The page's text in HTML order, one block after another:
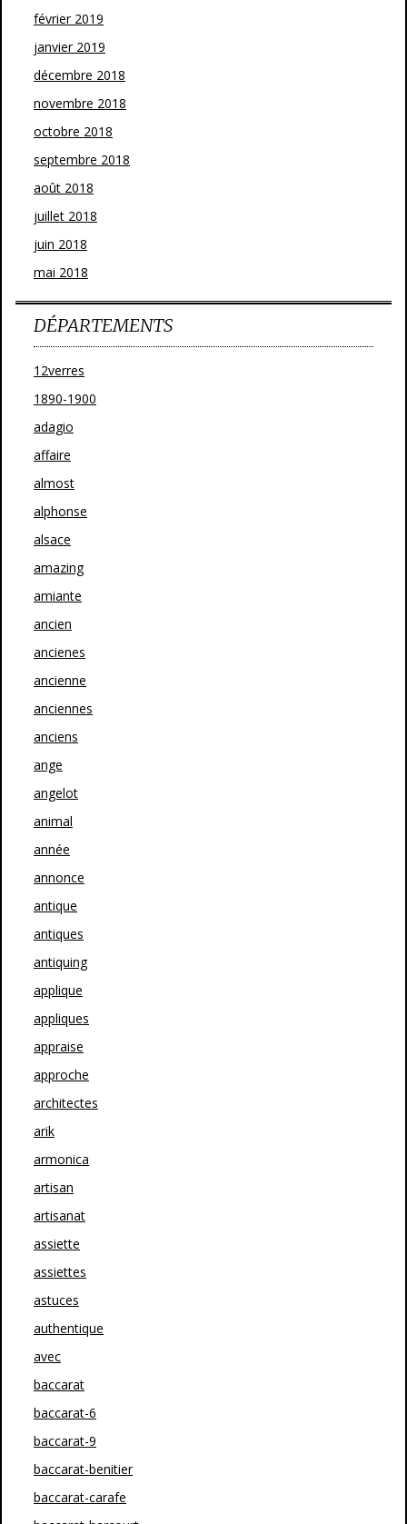
février 2019
janvier 2019
décembre 2018
novembre 2018
octobre 2018
septembre 2018
août 2018
juillet 2018
juin 2018
mai 2018
DÉPARTEMENTS
12verres
1890-1900
adagio
affaire
almost
alphonse
alsace
amazing
amiante
ancien
ancienes
ancienne
anciennes
anciens
ange
angelot
animal
année
annonce
antique
antiques
antiquing
applique
appliques
appraise
approche
architectes
arik
armonica
artisan
artisanat
assiette
assiettes
astuces
authentique
avec
baccarat
baccarat-6
baccarat-9
baccarat-benitier
baccarat-carafe